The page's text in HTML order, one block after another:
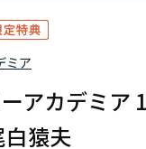
ミア
アカデミア
白猿夫